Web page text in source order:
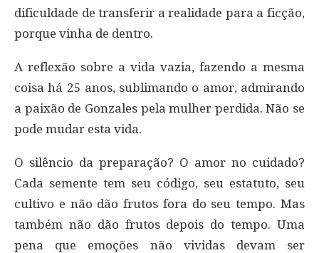
dificuldade de transferir a realidade para a ficção,
porque vinha de dentro.
A reflexão sobre a vida vazia, fazendo a mesma
coisa há 25 anos, sublimando o amor, admirando
a paixão de Gonzales pela mulher perdida. Não se
pode mudar esta vida.
O silêncio da preparação? O amor no cuidado?
Cada semente tem seu código, seu estatuto, seu
cultivo e não dão frutos fora do seu tempo. Mas
também não dão frutos depois do tempo. Uma
pena que emoções não vividas devam ser